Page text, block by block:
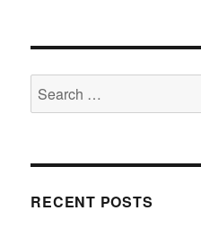
Search
for:
RECENT POSTS